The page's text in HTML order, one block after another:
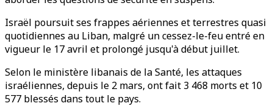
Israël poursuit ses frappes aériennes et terrestres quasi
quotidiennes au Liban, malgré un cessez-le-feu entré en
vigueur le 17 avril et prolongé jusqu'à début juillet.
Selon le ministère libanais de la Santé, les attaques
israéliennes, depuis le 2 mars, ont fait 3 468 morts et 10
577 blessés dans tout le pays.